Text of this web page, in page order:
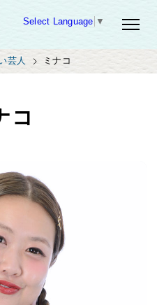
Select Language ▼
芸人 ミナコ
コ